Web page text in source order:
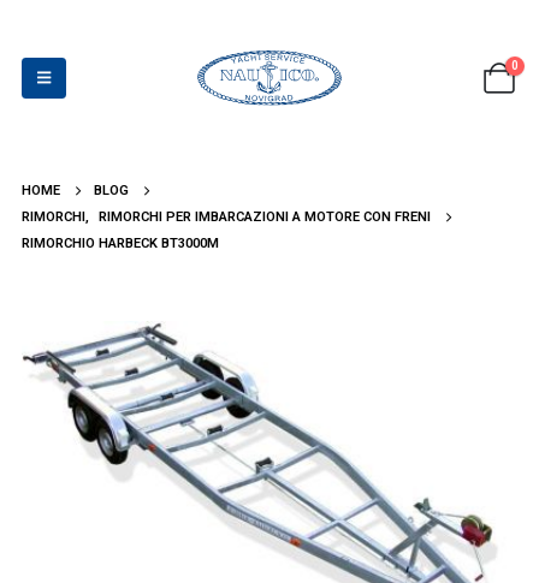
0
HOME
BLOG
RIMORCHI,
RIMORCHI PER IMBARCAZIONI A MOTORE CON FRENI
RIMORCHIO HARBECK BT3000M